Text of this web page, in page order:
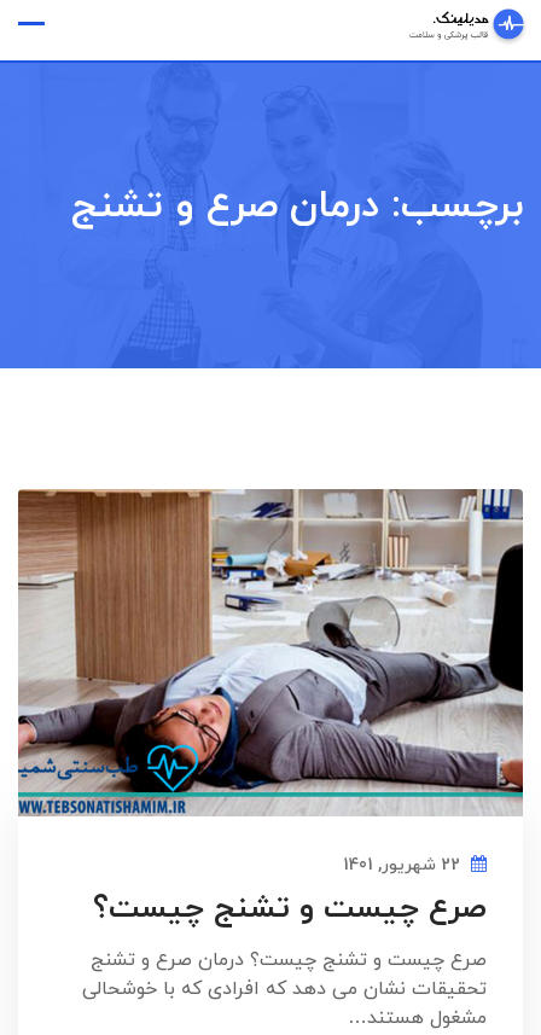
Skip
content
برچسب: درمان صرع و تشنج
صرع چیست و تشنج چیست؟
صرع چیست و تشنج چیست؟ درمان صرع و تشنج
تحقیقات نشان می دهد که افرادی که با خوشحالی
مشغول هستند…